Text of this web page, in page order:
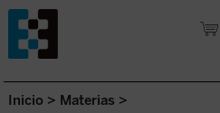
Saltar al contenido.
Inicio > Materias >